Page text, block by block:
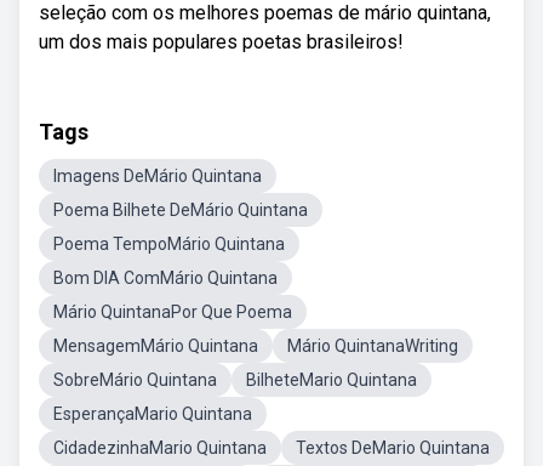
seleção com os melhores poemas de mário quintana,
um dos mais populares poetas brasileiros!
Tags
Imagens DeMário Quintana
Poema Bilhete DeMário Quintana
Poema TempoMário Quintana
Bom DIA ComMário Quintana
Mário QuintanaPor Que Poema
MensagemMário Quintana
Mário QuintanaWriting
SobreMário Quintana
BilheteMario Quintana
EsperançaMario Quintana
CidadezinhaMario Quintana
Textos DeMario Quintana